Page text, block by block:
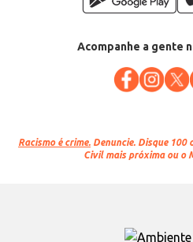
Acompanhe a gente
Racismo é crime. Denuncie. Disque 100
Civil mais próxima ou o